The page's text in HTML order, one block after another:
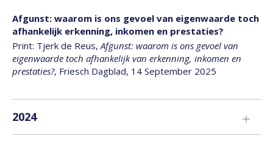
Afgunst: waarom is ons gevoel van eigenwaarde toch
afhankelijk erkenning, inkomen en prestaties?
Print: Tjerk de Reus,Afgunst: waarom is ons gevoel van
eigenwaarde toch afhankelijk van erkenning, inkomen en
prestaties?, Friesch Dagblad, 14 September 2025
2024